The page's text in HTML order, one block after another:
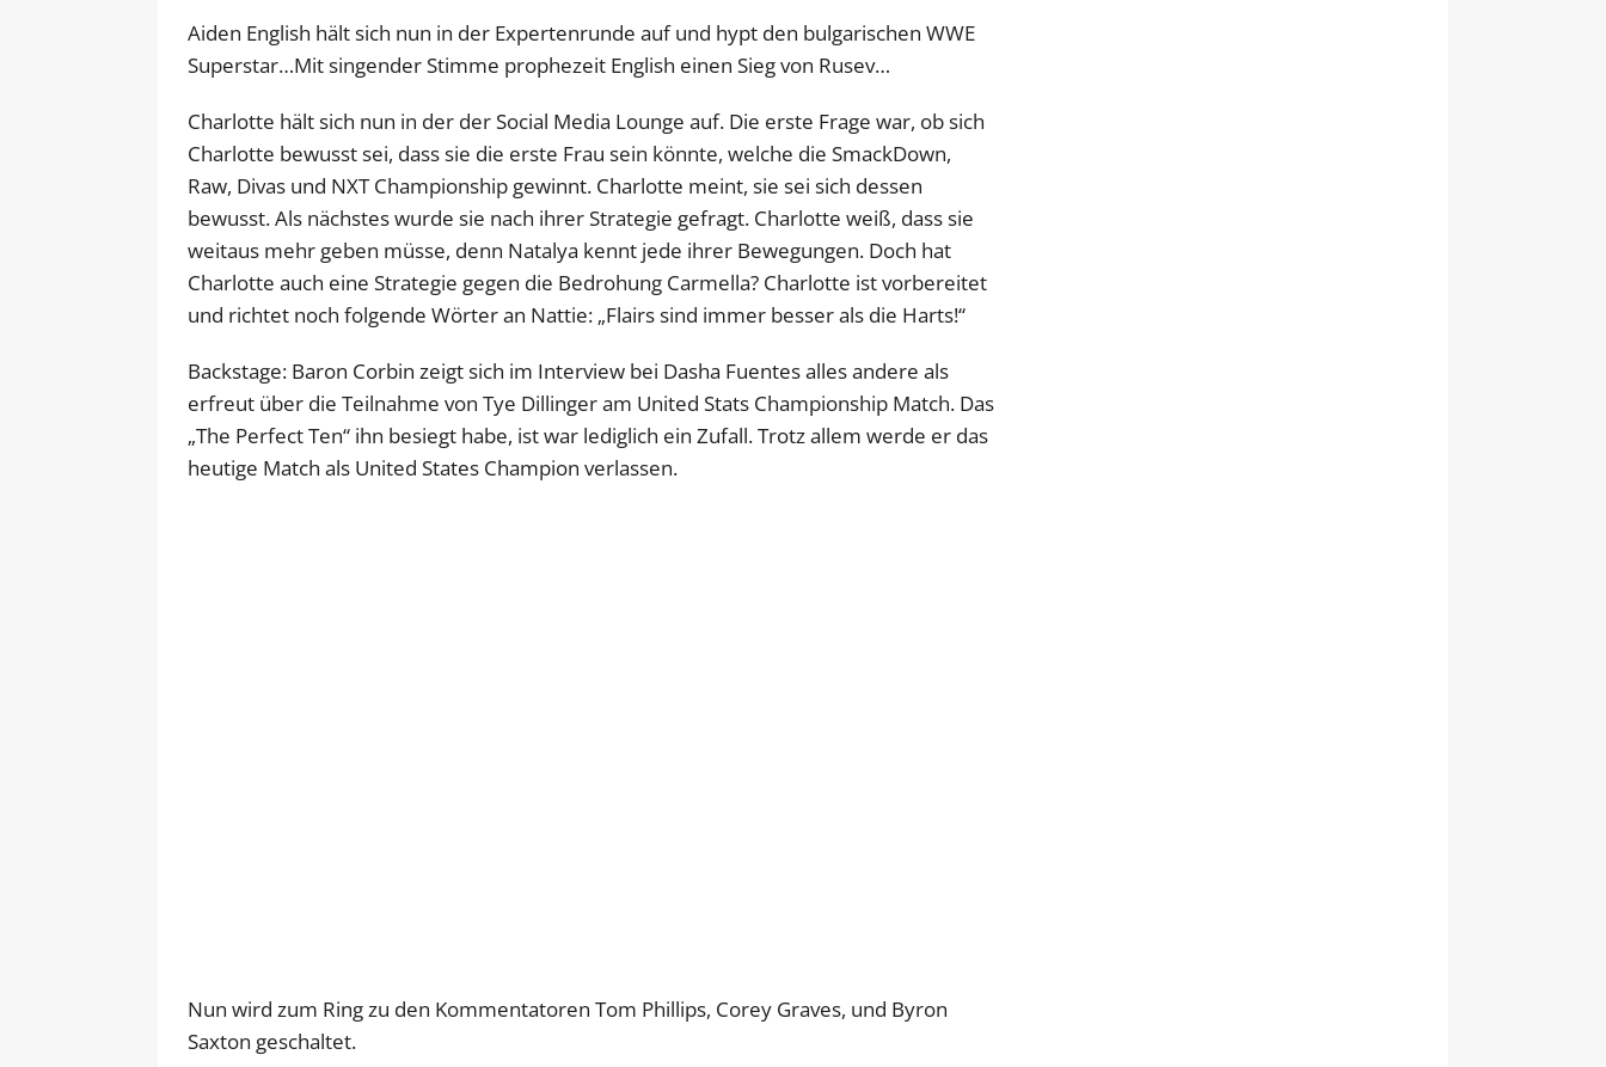
Aiden English hält sich nun in der Expertenrunde auf und hypt den bulgarischen WWE
Superstar…Mit singender Stimme prophezeit English einen Sieg von Rusev…
Charlotte hält sich nun in der der Social Media Lounge auf. Die erste Frage war, ob sich
Charlotte bewusst sei, dass sie die erste Frau sein könnte, welche die SmackDown,
Raw, Divas und NXT Championship gewinnt. Charlotte meint, sie sei sich dessen
bewusst. Als nächstes wurde sie nach ihrer Strategie gefragt. Charlotte weiß, dass sie
weitaus mehr geben müsse, denn Natalya kennt jede ihrer Bewegungen. Doch hat
Charlotte auch eine Strategie gegen die Bedrohung Carmella? Charlotte ist vorbereitet
und richtet noch folgende Wörter an Nattie: „Flairs sind immer besser als die Harts!“
Backstage: Baron Corbin zeigt sich im Interview bei Dasha Fuentes alles andere als
erfreut über die Teilnahme von Tye Dillinger am United Stats Championship Match. Das
„The Perfect Ten“ ihn besiegt habe, ist war lediglich ein Zufall. Trotz allem werde er das
heutige Match als United States Champion verlassen.
Nun wird zum Ring zu den Kommentatoren Tom Phillips, Corey Graves, und Byron
Saxton geschaltet.